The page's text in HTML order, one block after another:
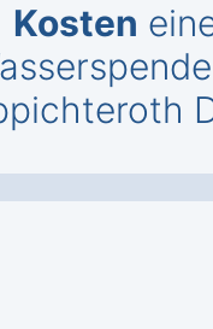
Kosten